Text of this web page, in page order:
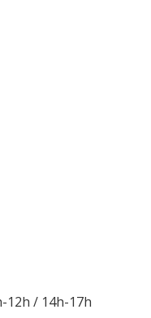
12h / 14h-17h